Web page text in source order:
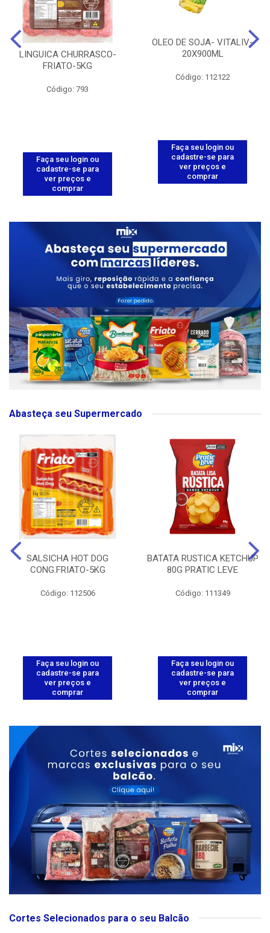
LINGUICA CHURRASCO-
FRIATO-5KG
Código: 793
Faça seu login ou
cadastre-se para
ver preços e
comprar
OLEO DE SOJA- VITALIV-
20X900ML
Código: 112122
Faça seu login ou
cadastre-se para
ver preços e
comprar
Abasteça seu Supermercado
SALSICHA HOT DOG
CONG.FRIATO-5KG
Código: 112506
Faça seu login ou
cadastre-se para
ver preços e
comprar
BATATA RUSTICA KETCHUP
80G PRATIC LEVE
Código: 111349
Faça seu login ou
cadastre-se para
ver preços e
comprar
Cortes Selecionados para o seu Balcão